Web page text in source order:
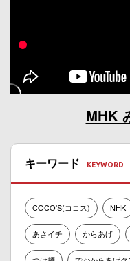
MHK
キーワード
COCO'S(ココス) NHK
あさイチ からあげ